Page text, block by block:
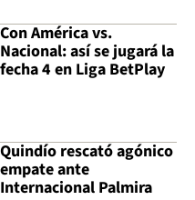
Con América vs.
Nacional: así se jugará la
fecha 4 en Liga BetPlay
Quindío rescató agónico
empate ante
Internacional Palmira